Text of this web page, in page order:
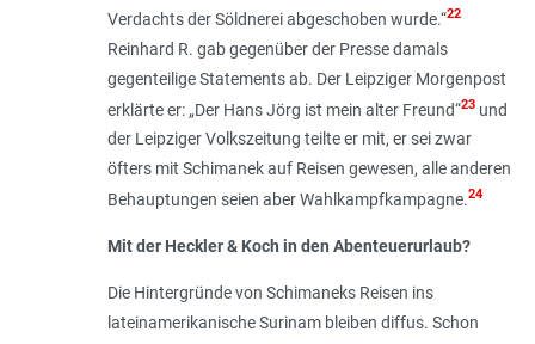
Verdachts der Söldnerei abgeschoben wurde.“22
Reinhard R. gab gegenüber der Presse damals
gegenteilige Statements ab. Der Leipziger Morgenpost
erklärte er: „Der Hans Jörg ist mein alter Freund“23und
der Leipziger Volkszeitung teilte er mit, er sei zwar
öfters mit Schimanek auf Reisen gewesen, alle anderen
Behauptungen seien aber Wahlkampfkampagne.24
Mit der Heckler & Koch in den Abenteuerurlaub?
Die Hintergründe von Schimaneks Reisen ins
lateinamerikanische Surinam bleiben diffus. Schon